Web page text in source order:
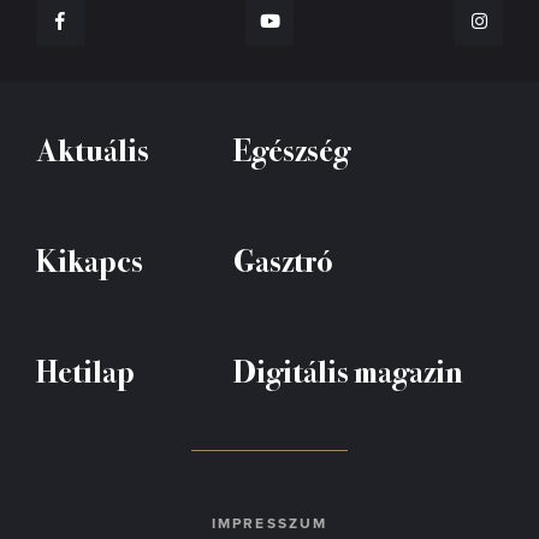
Aktuális Egészség
Kikapcs Gasztró
Hetilap Digitális magazin
IMPRESSZUM